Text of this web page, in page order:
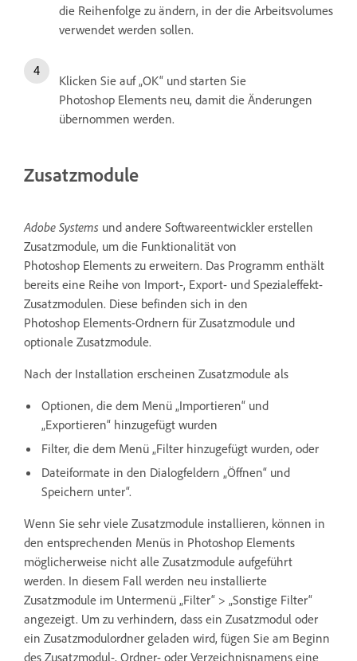
die Reihenfolge zu ändern, in der die Arbeitsvolumes
verwendet werden sollen.
Klicken Sie auf „OK“ und starten Sie
Photoshop Elements neu, damit die Änderungen
übernommen werden.
Zusatzmodule
Adobe Systems und andere Softwareentwickler erstellen
Zusatzmodule, um die Funktionalität von
Photoshop Elements zu erweitern. Das Programm enthält
bereits eine Reihe von Import-, Export- und Spezialeffekt-
Zusatzmodulen. Diese befinden sich in den
Photoshop Elements-Ordnern für Zusatzmodule und
optionale Zusatzmodule.
Nach der Installation erscheinen Zusatzmodule als
Optionen, die dem Menü „Importieren“ und
„Exportieren“ hinzugefügt wurden
Filter, die dem Menü „Filter hinzugefügt wurden, oder
Dateiformate in den Dialogfeldern „Öffnen“ und
Speichern unter“.
Wenn Sie sehr viele Zusatzmodule installieren, können in
den entsprechenden Menüs in Photoshop Elements
möglicherweise nicht alle Zusatzmodule aufgeführt
werden. In diesem Fall werden neu installierte
Zusatzmodule im Untermenü „Filter“ > „Sonstige Filter“
angezeigt. Um zu verhindern, dass ein Zusatzmodul oder
ein Zusatzmodulordner geladen wird, fügen Sie am Beginn
des Zusatzmodul-, Ordner- oder Verzeichnisnamens eine